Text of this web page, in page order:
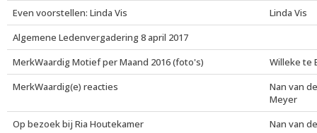
Even voorstellen: Linda Vis
Linda Vis
Algemene Ledenvergadering 8 april 2017
MerkWaardig Motief per Maand 2016 (foto's)
Willeke te
MerkWaardig(e) reacties
Nan van
Meyer
Op bezoek bij Ria Houtekamer
Nan van